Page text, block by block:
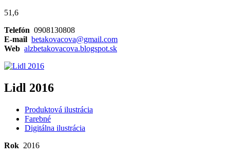
51,6
Telefón 0908130808
E-mail betakovacova@gmail.com
Web alzbetakovacova.blogspot.sk
Lidl 2016
Produktová ilustrácia
Farebné
Digitálna ilustrácia
Rok 2016